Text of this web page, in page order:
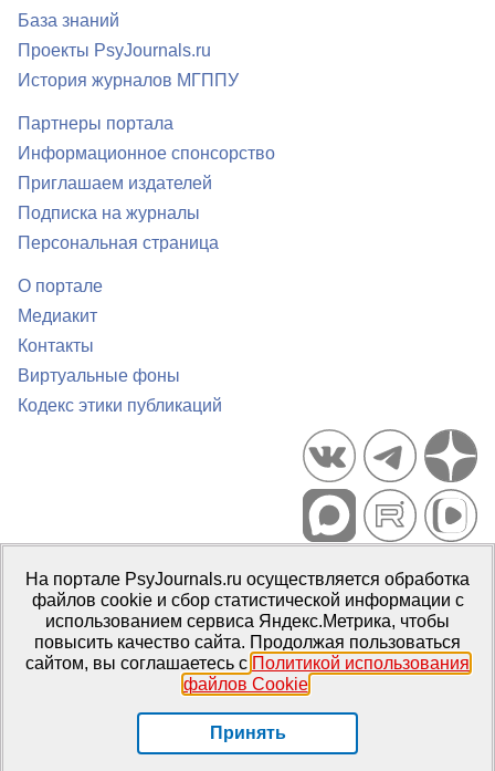
База знаний
Проекты PsyJournals.ru
История журналов МГППУ
Партнеры портала
Информационное спонсорство
Приглашаем издателей
Подписка на журналы
Персональная страница
О портале
Медиакит
Контакты
Виртуальные фоны
Кодекс этики публикаций
Портал психологических изданий PsyJournals.ru, 2007–2026
Правила использования материалов
Свидетельство регистрации СМИЭл № ФС77-66447 от 14 июля
2016 г.
Издатель: ФГБОУ ВО МГППУ
На портале PsyJournals.ru осуществляется обработка
файлов cookie и сбор статистической информации с
использованием сервиса Яндекс.Метрика, чтобы
повысить качество сайта. Продолжая пользоваться
сайтом, вы соглашаетесь с Политикой использования
файлов Cookie.
Принять